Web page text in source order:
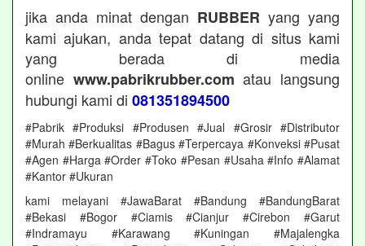
jika anda minat dengan RUBBER yang yang
kami ajukan, anda tepat datang di situs kami
yang berada di media
online www.pabrikrubber.com atau langsung
hubungi kami di 081351894500
#Pabrik #Produksi #Produsen #Jual #Grosir #Distributor
#Murah #Berkualitas #Bagus #Terpercaya #Konveksi #Pusat
#Agen #Harga #Order #Toko #Pesan #Usaha #Info #Alamat
#Kantor #Ukuran
kami melayani #JawaBarat #Bandung #BandungBarat
#Bekasi #Bogor #Ciamis #Cianjur #Cirebon #Garut
#Indramayu #Karawang #Kuningan #Majalengka